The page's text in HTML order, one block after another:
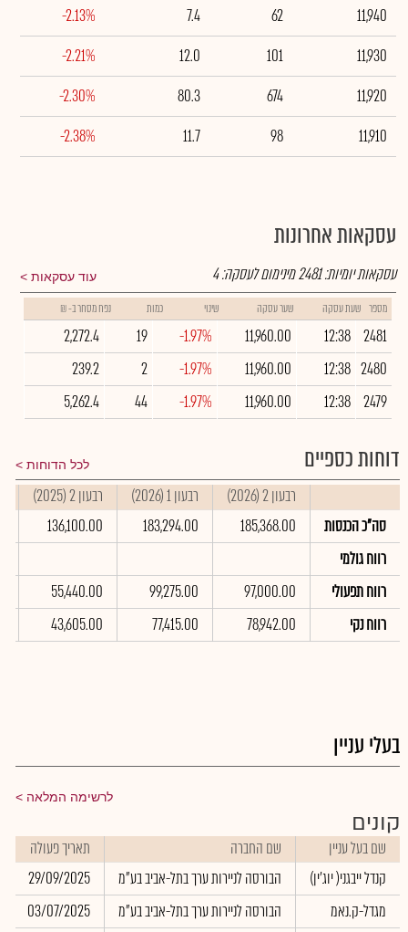
11,940
62
7.4
-2.13%
11,930
101
12.0
-2.21%
11,920
674
80.3
-2.30%
11,910
98
11.7
-2.38%
עסקאות אחרונות
עוד עסקאות עסקאות יומיות:2481מינימום לעסקה:4
מספר שעת עסקה שער עסקה שינוי כמות נפח מסחר ב- ₪
2481
12:38
11,960.00
-1.97%
19
2,272.4
2480
12:38
11,960.00
-1.97%
2
239.2
2479
12:38
11,960.00
-1.97%
44
5,262.4
דוחות כספיים לכל הדוחות
רבעון 2 (2026) רבעון 1 (2026) רבעון 2 (2025)
סה"כ הכנסות
185,368.00
183,294.00
136,100.00
רווח גולמי
רווח תפעולי
97,000.00
99,275.00
55,440.00
רווח נקי
78,942.00
77,415.00
43,605.00
בעלי עניין
לרשימה המלאה
קונים
שם בעל עניין שם החברה
תאריך פעולה
קנדל ייבגני( יוג'ין)
הבורסה לניירות ערך בתל-אביב בע"מ
29/09/2025
מגדל-ק.נאמ
הבורסה לניירות ערך בתל-אביב בע"מ
03/07/2025